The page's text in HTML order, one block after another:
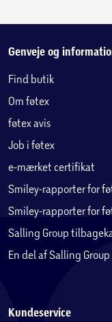
Genveje og
Find butik
Om føtex
føtex avis
Job i føtex
e-mærket certifikat
Smiley-rapporter for
Smiley-rapporter for
Salling Group
En del af Salling Group
Kundeservice